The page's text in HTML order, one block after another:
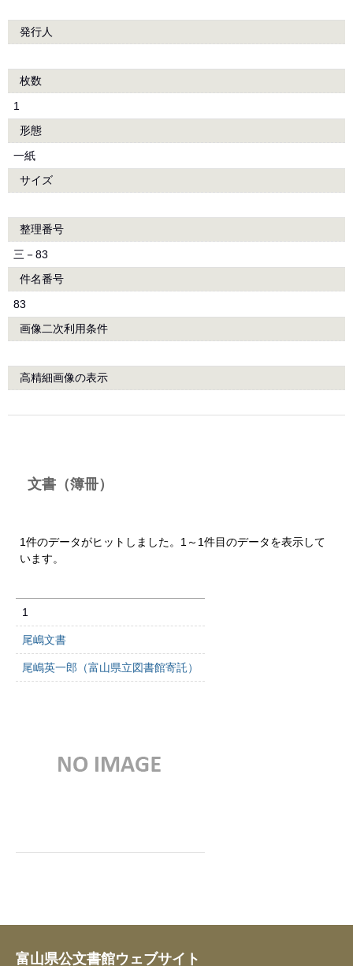
発行人
枚数
1
形態
一紙
サイズ
整理番号
三－83
件名番号
83
画像二次利用条件
高精細画像の表示
文書（簿冊）
1件のデータがヒットしました。1～1件目のデータを表示して
います。
1
尾嶋文書
尾嶋英一郎（富山県立図書館寄託）
富山県公文書館ウェブサイト